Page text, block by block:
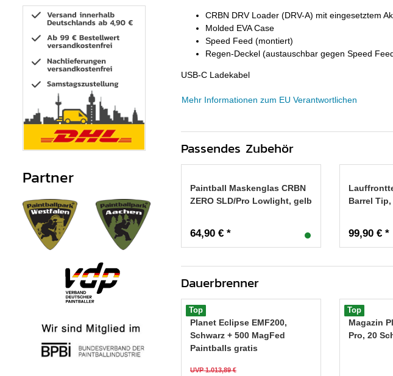
Partner
CRBN DRV Loader (DRV-A) mit eingesetztem
Molded EVA Case
Speed Feed (montiert)
Regen-Deckel (austauschbar gegen Speed
USB-C Ladekabel
Mehr Informationen zum EU Verantwortlichen
Passendes Zubehör
Paintball Maskenglas CRBN
ZERO SLD/Pro Lowlight, gelb
64,90 € *
Barrel
99,90 € *
Dauerbrenner
Top
Planet Eclipse EMF200,
Schwarz + 500 MagFed
Paintballs gratis
UVP 1.013,89 €
Top
Magazin
Pro, 20